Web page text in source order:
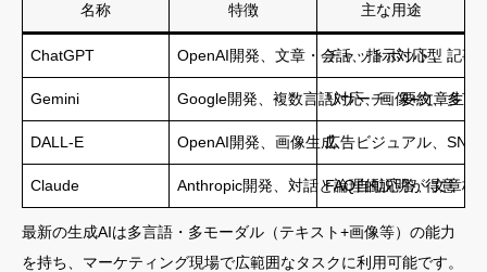
名称 特徴 主な用途
ChatGPT OpenAI開発、文章・会話、指示対応型
チャットボット、記事
Gemini Google開発、複数言語対応、画像+文章生成
リサーチ、要約、多言
DALL-E OpenAI開発、画像生成広告ビジュアル、SNS
Claude Anthropic開発、対話と論理的説明が得意
FAQ自動応答、文章校
最新の生成AIは多言語・多モーダル（テキスト+画像等）の能力
を持ち、マーケティング現場で広範囲なタスクに利用可能です。